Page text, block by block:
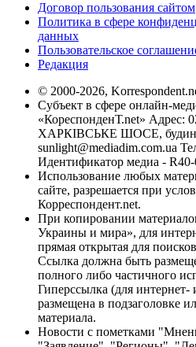
Договор пользования сайтом
Политика в сфере
данных
Пользовательское
Редакция
© 2000-2026,
Субъект в сфере онлайн-
«КореспонденТ.net» Адрес:
ХАРКІВСЬКЕ ШОСЕ,
sunlight@mediadim.com.ua
Идентификатор медиа -
Использование любых
сайте, разрешается при
Корреспондент.net.
При копировании
Украины и мира», для
прямая открытая для
Ссылка должна быть
полного либо частичного
Гиперссылка (для
размещена в подзаголовке
материала.
Новости с пометками